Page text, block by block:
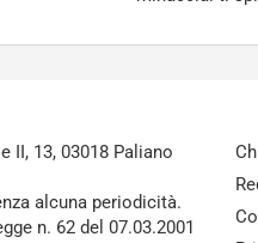
II, 13, 03018 Paliano
alcuna periodicità.
n. 62 del 07.03.2001